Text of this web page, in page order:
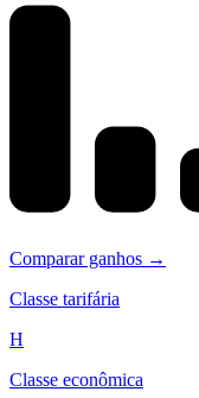
Comparar ganhos →
Classe tarifária
H
Classe econômica